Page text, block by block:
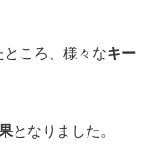
ところ、様々なキー
となりました。